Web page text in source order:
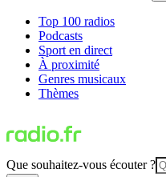
Top 100 radios
Podcasts
Sport en direct
À proximité
Genres musicaux
Thèmes
Que souhaitez-vous écouter ?